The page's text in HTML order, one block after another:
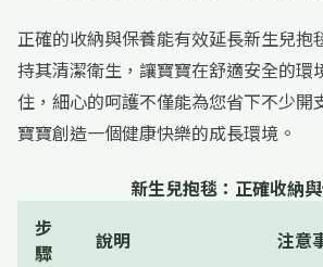
正確的收納與保養能有效延長新生兒抱
持其清潔衛生，讓寶寶在舒適安全的環
住，細心的呵護不僅能為您省下不少開
寶寶創造一個健康快樂的成長環境。
新生兒抱毯：正確收納
步
驟
說明 注意